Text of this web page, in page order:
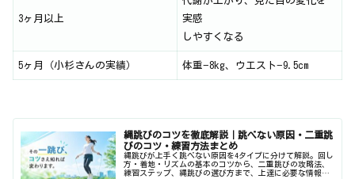
3ヶ月以上
実感
しやすくなる
5ヶ月（小杉さんの実績） 体重−8kg、ウエスト−9.5cm
縄跳びのコツを徹底解説｜跳べない原因・二重跳
びのコツ・練習方法まとめ
縄跳びが上手く跳べない原因を4タイプに分けて解説。回し
方・着地・リズムの基本のコツから、二重跳びの攻略法、
練習ステップ、縄跳びの選び方まで、上達に必要な情報を